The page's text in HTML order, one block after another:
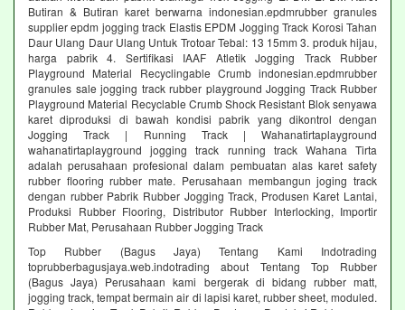
Butiran & Butiran karet berwarna indonesian.epdmrubber granules
supplier epdm jogging track Elastis EPDM Jogging Track Korosi Tahan
Daur Ulang Daur Ulang Untuk Trotoar Tebal: 13 15mm 3. produk hijau,
harga pabrik 4. Sertifikasi IAAF Atletik Jogging Track Rubber
Playground Material Recyclingable Crumb indonesian.epdmrubber
granules sale jogging track rubber playground Jogging Track Rubber
Playground Material Recyclable Crumb Shock Resistant Blok senyawa
karet diproduksi di bawah kondisi pabrik yang dikontrol dengan
Jogging Track | Running Track | Wahanatirtaplayground
wahanatirtaplayground jogging track running track Wahana Tirta
adalah perusahaan profesional dalam pembuatan alas karet safety
rubber flooring rubber mate. Perusahaan membangun joging track
dengan rubber Pabrik Rubber Jogging Track, Produsen Karet Lantai,
Produksi Rubber Flooring, Distributor Rubber Interlocking, Importir
Rubber Mat, Perusahaan Rubber Jogging Track
Top Rubber (Bagus Jaya) Tentang Kami Indotrading
toprubberbagusjaya.web.indotrading about Tentang Top Rubber
(Bagus Jaya) Perusahaan kami bergerak di bidang rubber matt,
jogging track, tempat bermain air di lapisi karet, rubber sheet, moduled.